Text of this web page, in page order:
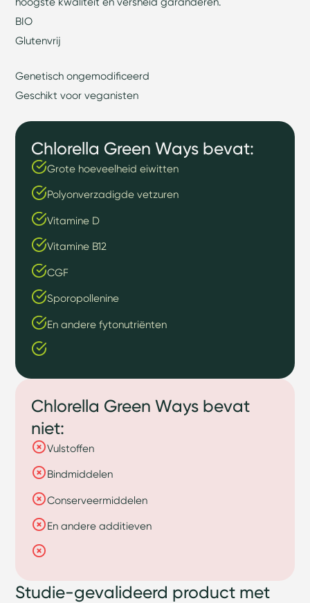
BIO
Glutenvrij
Genetisch ongemodificeerd
Geschikt voor veganisten
Chlorella Green Ways bevat:
Grote hoeveelheid eiwitten
Polyonverzadigde vetzuren
Vitamine D
Vitamine B12
CGF
Sporopollenine
En andere fytonutriënten
Chlorella Green Ways bevat
niet:
Vulstoffen
Bindmiddelen
Conserveermiddelen
En andere additieven
Studie-gevalideerd product met